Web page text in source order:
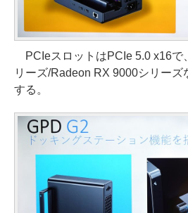
PCIeスロットはPCIe 5.0 x16で
リーズ/Radeon RX 9000シリーズ
する。